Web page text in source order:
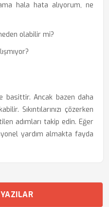
hala hata alıyorum, ne
olabilir mi?
basittir. Ancak bazen daha
Sıkıntılarınızı çözerken
adımları takip edin. Eğer
yardım almakta fayda